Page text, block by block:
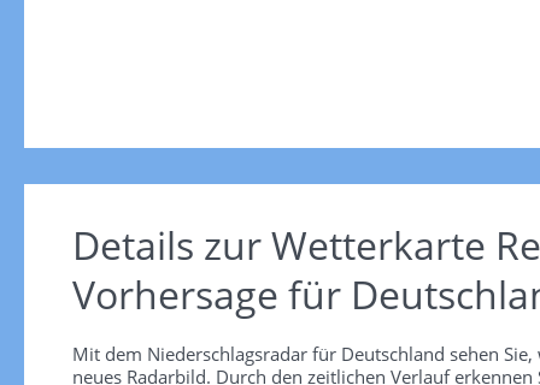
Details zur Wetterkarte
Vorhersage für
Mit dem Niederschlagsradar für Deutschland sehen
neues Radarbild. Durch den zeitlichen Verlauf